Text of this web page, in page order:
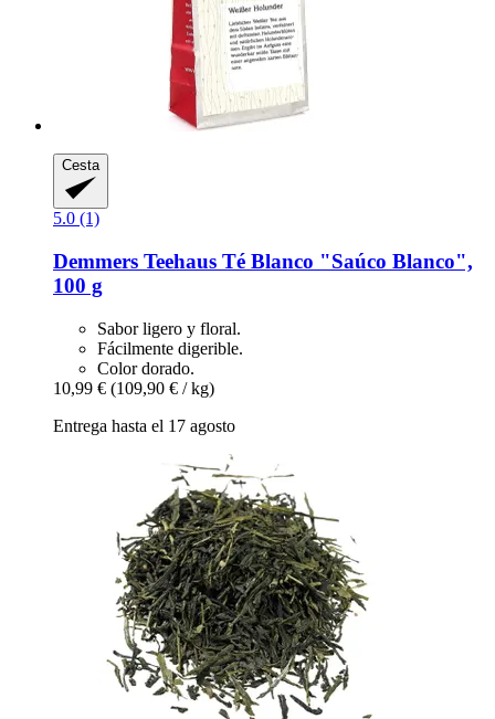
Cesta
5.0 (1)
Demmers Teehaus Té Blanco "Saúco Blanco",
100 g
Sabor ligero y floral.
Fácilmente digerible.
Color dorado.
10,99 € (109,90 € / kg)
Entrega hasta el 17 agosto